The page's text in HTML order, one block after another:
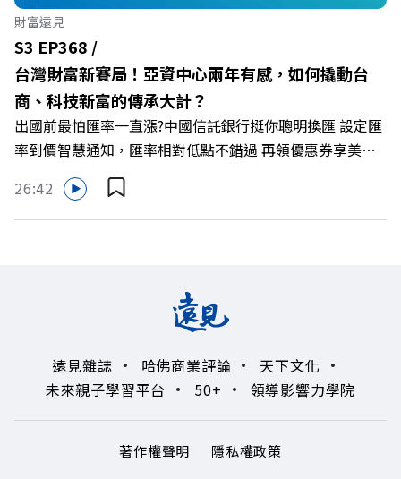
🔺最有人情味的文化橋梁！從社會創新到經典「日本展」的
共好實踐 主持人／遠見雜誌副社長兼遠見智庫總編輯 李建
興 與談人／遠東SOGO百貨董事長 黃晴雯 +++++ 🫧清除腦
袋的盲點，也順手理清生活的雜亂。 點開看質感養成術>>
https://gvmkt.pse.is/9al3px ✨關注《遠見》更多的社群：
LINE：https://reurl.cc/A4ELQp IG：
https://bit.ly/3AjBWNV YT：https://bit.ly/38jNi9k
Powered by Firstory Hosting
財富遠見
S3 EP368 /
台灣財富新賽局！亞資中心兩年有感，如何撬動台
商、科技新富的傳承大計？
出國前最怕匯率一直漲?中國信託銀行挺你聰明換匯 設定匯
率到價智慧通知，匯率相對低點不錯過 再領優惠券享美金
最高減3分等優惠 立即設定： https://fstry.pse.is/9d7lr7
投資外幣如幣別轉換可能產生匯兌損失，應評估涉及自身情
況審慎投資。 完整注意事項詳見網站資訊。 —— 以上為
在政府力推「亞洲資產管理中心」政策、高雄專區成立滿週
年的關鍵時刻，台灣的投信、信託與財富管理業務，正迎來
到遠見資深主編廖君雅，帶你解析這場台灣史上最大規模的
財富版圖重組。 🔺資產管理大躍進！台灣憑什麼挑戰亞太
金融重鎮？ 🔺不只是口號！主動式ETF與被動平衡型ETF如
綁落實百年傳承？ 🔺高雄專區滿一週年！如何打造在地財
26:42
遠見雜誌 哈佛商業評論
天下文化
未來親子學習平台
50+ 領導影響力學院
著作權聲明
隱私權政策